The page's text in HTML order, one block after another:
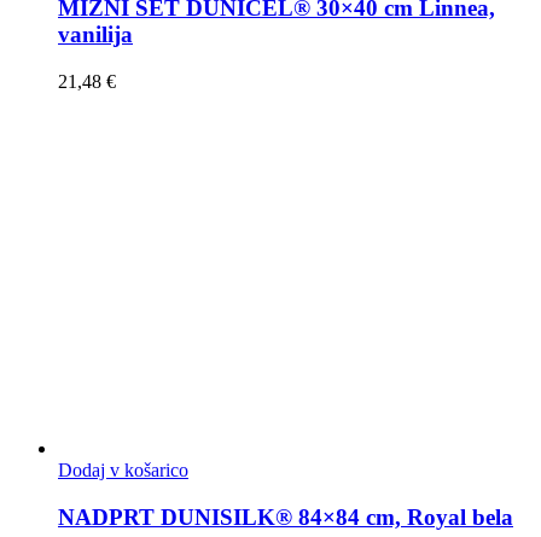
MIZNI SET DUNICEL® 30×40 cm Linnea,
vanilija
21,48 €
Dodaj v košarico
NADPRT DUNISILK® 84×84 cm, Royal bela